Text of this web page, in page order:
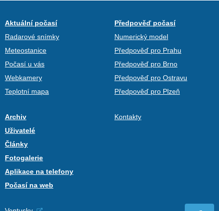
Aktuální počasí
Radarové snímky
Meteostanice
Počasí u vás
Webkamery
Teplotní mapa
Předpověď počasí
Numerický model
Předpověď pro Prahu
Předpověď pro Brno
Předpověď pro Ostravu
Předpověď pro Plzeň
Archiv
Uživatelé
Články
Fotogalerie
Aplikace na telefony
Počasí na web
Kontakty